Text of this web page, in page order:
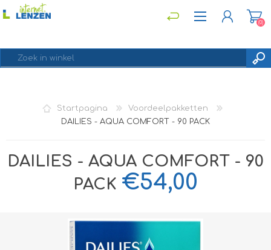
INLOGGEN
(0)
Startpagina
Voordeelpakketten
DAILIES - AQUA COMFORT - 90 PACK
DAILIES - AQUA COMFORT - 90
PACK €54,00